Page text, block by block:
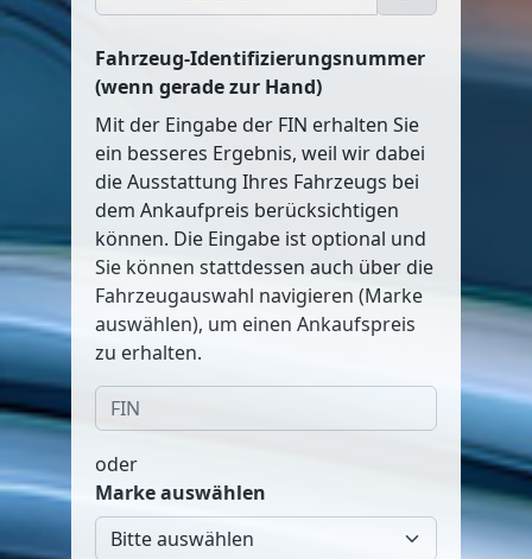
Fahrzeug-Identifizierungsnummer
(wenn gerade zur Hand)
Mit der Eingabe der FIN erhalten Sie
ein besseres Ergebnis, weil wir dabei
die Ausstattung Ihres Fahrzeugs bei
dem Ankaufpreis berücksichtigen
können. Die Eingabe ist optional und
Sie können stattdessen auch über die
Fahrzeugauswahl navigieren (Marke
auswählen), um einen Ankaufspreis
zu erhalten.
oder
Marke auswählen